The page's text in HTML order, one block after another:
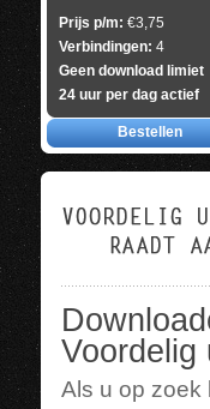
Prijs p/m: €3,75
Verbindingen: 4
Geen download limiet
24 uur per dag actief
Bestellen
Voordelig
Als u op zoek